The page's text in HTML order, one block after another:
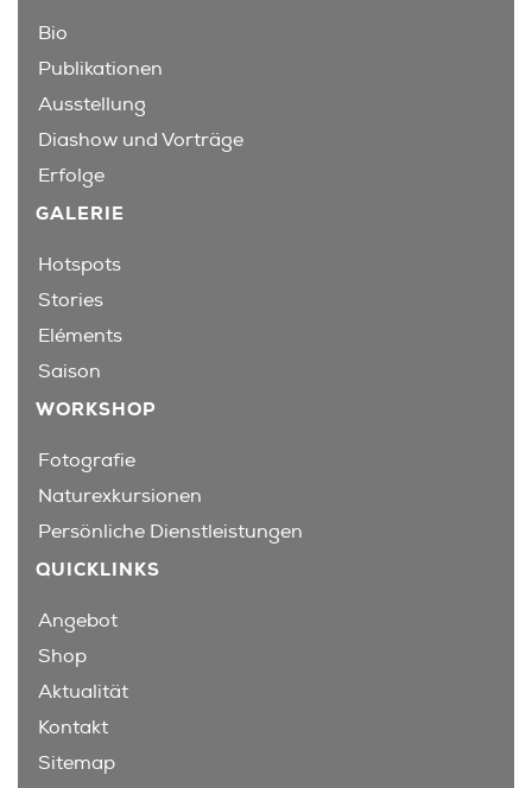
Bio
Publikationen
Ausstellung
Diashow und Vorträge
Erfolge
GALERIE
Hotspots
Stories
Eléments
Saison
WORKSHOP
Fotografie
Naturexkursionen
Persönliche Dienstleistungen
QUICKLINKS
Angebot
Shop
Aktualität
Kontakt
Sitemap